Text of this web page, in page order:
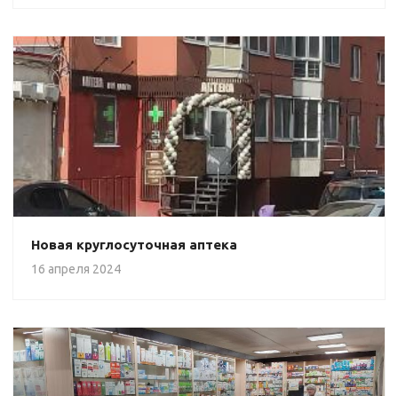
Новая круглосуточная аптека
16 апреля 2024